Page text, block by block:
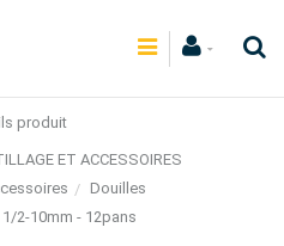
produit
ET ACCESSOIRES
Douilles
2-10mm - 12pans